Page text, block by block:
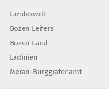
Landesweit
Bozen Leifers
Bozen Land
Ladinien
Meran-Burggrafenamt